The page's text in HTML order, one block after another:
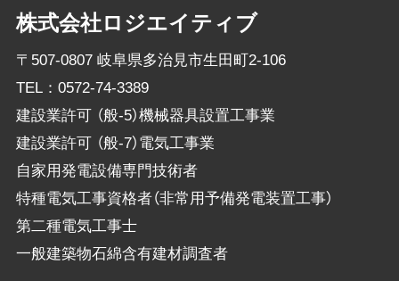
株式会社ロジエイティブ
〒507-0807 岐阜県多治見市生田町2-106
TEL： 0572-74-3389
建設業許可 （般-5）機械器具設置工事業
建設業許可 （般-7）電気工事業
自家用発電設備専門技術者
特種電気工事資格者（非常用予備発電装置工事）
第二種電気工事士
一般建築物石綿含有建材調査者